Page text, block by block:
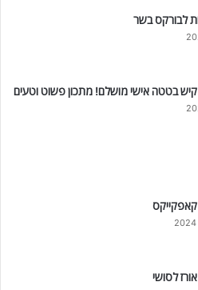
לבורקס בשר
קיש בטטה אישי מושלם! מתכון פשוט וטעים
קאפקייקס
לסושי